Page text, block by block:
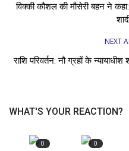
विक्की कौशल की मौसेरी बहन ने
NEXT
राशि परिवर्तन: नौ ग्रहों के
WHAT'S YOUR REACTION?
0 0